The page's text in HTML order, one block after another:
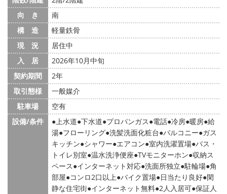
向 き
南
構 造
軽量鉄骨
現 況
居住中
入 居
2026年10月中旬
契約期間
2年
取引態様
一般媒介
駐車場
空有
設備/条件
上水道 下水道 プロパンガス 電話 冷房 暖房 給
湯 フローリング 洗髪洗面化粧台 バルコニー ガス
キッチン シャワー エアコン 室内洗濯置場 バス・
トイレ別室 温水洗浄便座 TVモニターホン 収納ス
ペース インターネット対応 洗面所独立 駐輪場 角
部屋 コンロ2口以上 バイク置場 日当たり良好 閑
静な住宅街 インターネット無料 2人入居可 保証人